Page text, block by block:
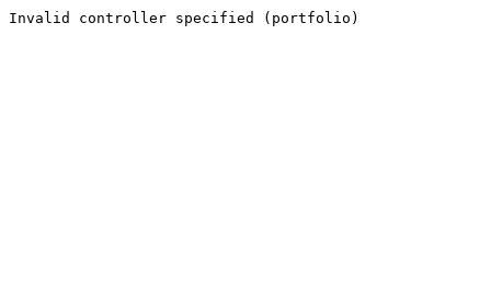
Invalid controller specified (portfolio)